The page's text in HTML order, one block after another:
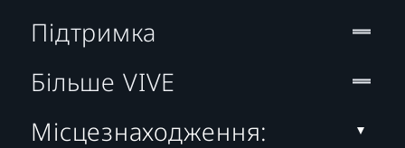
Підтримка
Більше VIVE
Місцезнаходження: